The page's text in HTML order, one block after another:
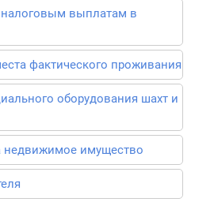
выплатам в
фактического проживания
оборудования шахт и
недвижимое имущество